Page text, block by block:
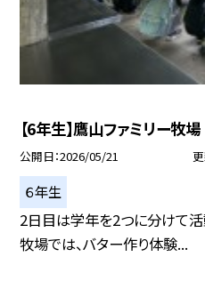
【6年生】鷹山ファミリー牧場
公開日 2026/05/21
６年生
2日目は学年を2つに分けて活
牧場では、バター作り体験...